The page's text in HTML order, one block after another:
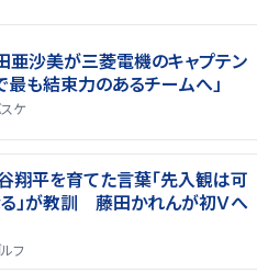
亜沙美が三菱電機のキャプテン
も結束力のあるチームへ」
ケ
谷翔平を育てた言葉「先入観は可
」が教訓 藤田かれんが初Ｖへ
フ